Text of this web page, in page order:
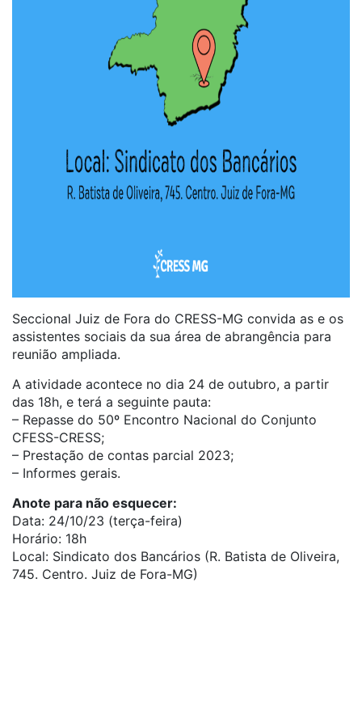
Seccional Juiz de Fora do CRESS-MG convida as e os
assistentes sociais da sua área de abrangência para
reunião ampliada.
A atividade acontece no dia 24 de outubro, a partir
das 18h, e terá a seguinte pauta:
– Repasse do 50º Encontro Nacional do Conjunto
CFESS-CRESS;
– Prestação de contas parcial 2023;
– Informes gerais.
Anote para não esquecer:
Data: 24/10/23 (terça-feira)
Horário: 18h
Local: Sindicato dos Bancários (R. Batista de Oliveira,
745. Centro. Juiz de Fora-MG)